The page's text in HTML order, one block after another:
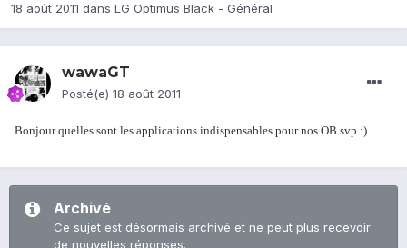
18 août 2011 dans LG Optimus Black - Général
wawaGT
Posté(e) 18 août 2011
Bonjour quelles sont les applications indispensables pour nos OB svp :)
Archivé
Ce sujet est désormais archivé et ne peut plus recevoir
de nouvelles réponses.